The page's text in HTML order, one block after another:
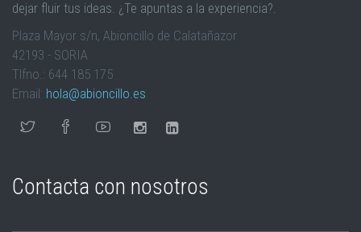
dejar fluir tus ideas. ¿Te apuntas a la experiencia?.
Plaza Mayor s/n, Abioncillo de Calatañazor
42193 - SORIA
Tlfno.: 644 185 175
Email: hola@abioncillo.es
Contacta con nosotros